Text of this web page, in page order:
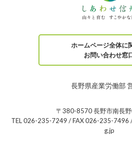
ホームページ全体に
お問い合わせ窓
長野県産業労働部
〒380-8570 長野市南長
TEL 026-235-7249 / FAX 026-235-7496
g.jp